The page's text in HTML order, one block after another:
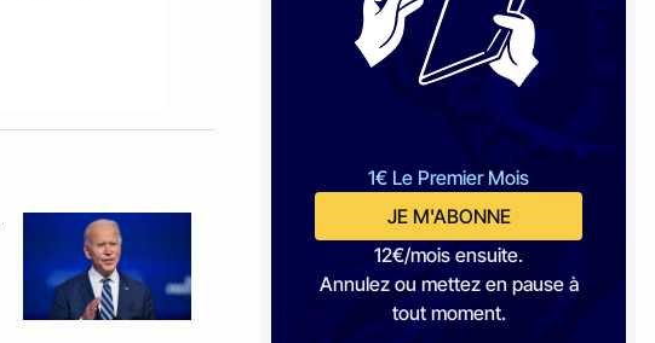
1€ Le Premier Mois
JE M'ABONNE
12€/mois ensuite.
Annulez ou mettez en pause à
tout moment.